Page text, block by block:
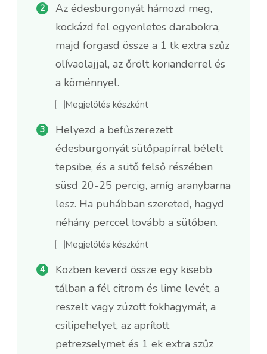
Az édesburgonyát hámozd meg,
kockázd fel egyenletes darabokra,
majd forgasd össze a 1 tk extra szűz
olívaolajjal, az őrölt korianderrel és
a köménnyel.
Megjelölés készként
Helyezd a befűszerezett
édesburgonyát sütőpapírral bélelt
tepsibe, és a sütő felső részében
süsd 20-25 percig, amíg aranybarna
lesz. Ha puhábban szereted, hagyd
néhány perccel tovább a sütőben.
Megjelölés készként
Közben keverd össze egy kisebb
tálban a fél citrom és lime levét, a
reszelt vagy zúzott fokhagymát, a
csilipehelyet, az aprított
petrezselymet és 1 ek extra szűz